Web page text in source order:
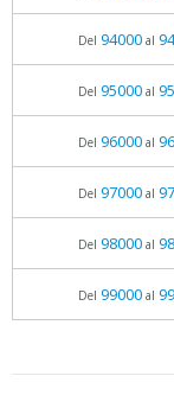
Del 94000al
Del 95000al
Del 96000al
Del 97000al
Del 98000al
Del 99000al